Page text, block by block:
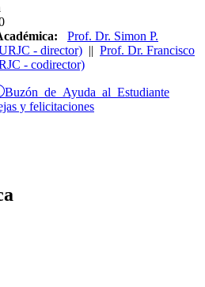
Prof. Dr. Simon P.
- director) || Prof. Dr. Francisco
- codirector)
Buzón de Ayuda al Estudiante
y felicitaciones